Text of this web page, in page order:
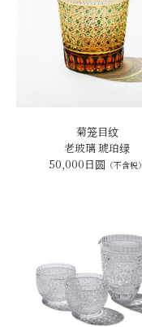
菊笼目纹
老玻璃 琥珀绿
50,000日圆 （不含税）